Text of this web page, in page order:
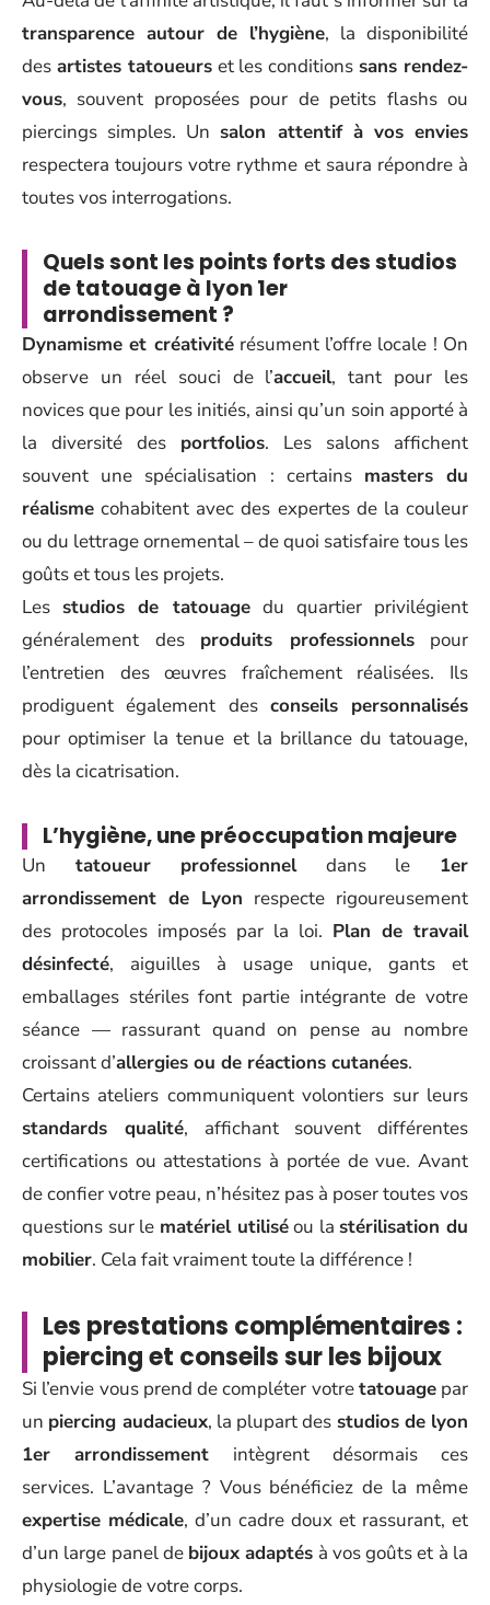
transparence autour de l’hygiène, la disponibilité
des artistes tatoueurset les conditions sans rendez-
vous, souvent proposées pour de petits flashs ou
piercings simples. Un salon attentif à vos envies
respectera toujours votre rythme et saura répondre à
toutes vos interrogations.
Quels sont les points forts des studios
de tatouage à lyon 1er
arrondissement ?
Dynamisme et créativitérésument l’offre locale ! On
observe un réel souci de l’accueil, tant pour les
novices que pour les initiés, ainsi qu’un soin apporté à
la diversité des portfolios. Les salons affichent
souvent une spécialisation : certains masters du
réalisme cohabitent avec des expertes de la couleur
ou du lettrage ornemental – de quoi satisfaire tous les
goûts et tous les projets.
Les studios de tatouagedu quartier privilégient
généralement des produits professionnelspour
l’entretien des œuvres fraîchement réalisées. Ils
prodiguent également des conseils personnalisés
pour optimiser la tenue et la brillance du tatouage,
dès la cicatrisation.
L’hygiène, une préoccupation majeure
Un tatoueur professionneldans le 1er
arrondissement de Lyon respecte rigoureusement
des protocoles imposés par la loi. Plan de travail
désinfecté, aiguilles à usage unique, gants et
emballages stériles font partie intégrante de votre
séance — rassurant quand on pense au nombre
croissant d’allergies ou de réactions cutanées.
Certains ateliers communiquent volontiers sur leurs
standards qualité, affichant souvent différentes
certifications ou attestations à portée de vue. Avant
de confier votre peau, n’hésitez pas à poser toutes vos
questions sur le matériel utiliséou la stérilisation du
mobilier. Cela fait vraiment toute la différence !
Les prestations complémentaires :
piercing et conseils sur les bijoux
Si l’envie vous prend de compléter votretatouagepar
un piercing audacieux, la plupart des studios de lyon
1er arrondissement intègrent désormais ces
services. L’avantage ? Vous bénéficiez de la même
expertise médicale, d’un cadre doux et rassurant, et
d’un large panel de bijoux adaptés à vos goûts et à la
physiologie de votre corps.